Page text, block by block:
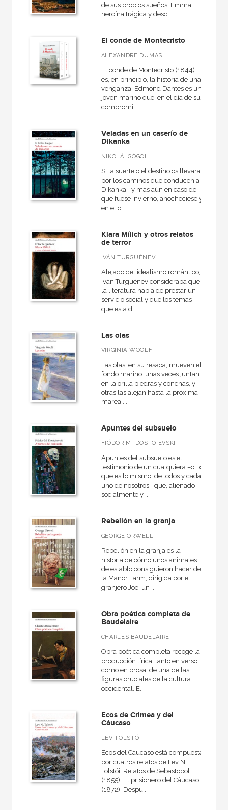
CATÁLOGOS PDF
Catálogos PDF
de sus propios sueños. Emma,
heroína trágica y desd...
El conde de Montecristo
ALEXANDRE DUMAS
El conde de Montecristo (1844)
es, en principio, la historia de una
venganza. Edmond Dantès es un
joven marino que, en el día de su
compromi...
Veladas en un caserío de
Dikanka
NIKOLÁI GÓGOL
Si la suerte o el destino os llevara
por los caminos que conducen a
Dikanka –y más aún en caso de
que fuese invierno, anocheciese y
en el ci...
Klara Mílich y otros relatos
de terror
IVÁN TURGUÉNEV
Alejado del idealismo romántico,
Iván Turguénev consideraba que
la literatura había de prestar un
servicio social y que los temas
que esta d...
Las olas
VIRGINIA WOOLF
Las olas, en su resaca, mueven el
fondo marino: unas veces juntan
en la orilla piedras y conchas, y
otras las alejan hasta la próxima
marea....
Apuntes del subsuelo
FIÓDOR M. DOSTOIEVSKI
Apuntes del subsuelo es el
testimonio de un cualquiera –o, lo
que es lo mismo, de todos y cada
uno de nosotros– que, alienado
socialmente y ...
Rebelión en la granja
GEORGE ORWELL
Rebelión en la granja es la
historia de cómo unos animales
de establo consiguieron hacer de
la Manor Farm, dirigida por el
granjero Joe, un ...
Obra poética completa de
Baudelaire
CHARLES BAUDELAIRE
Obra poética completa recoge la
producción lírica, tanto en verso
como en prosa, de una de las
figuras cruciales de la cultura
occidental. E...
Ecos de Crimea y del
Cáucaso
LEV TOLSTÓI
Ecos del Cáucaso está compuesta
por cuatros relatos de Lev N.
Tolstói: Relatos de Sebastopol
(1855), El prisionero del Cáucaso
(1872), Despu...